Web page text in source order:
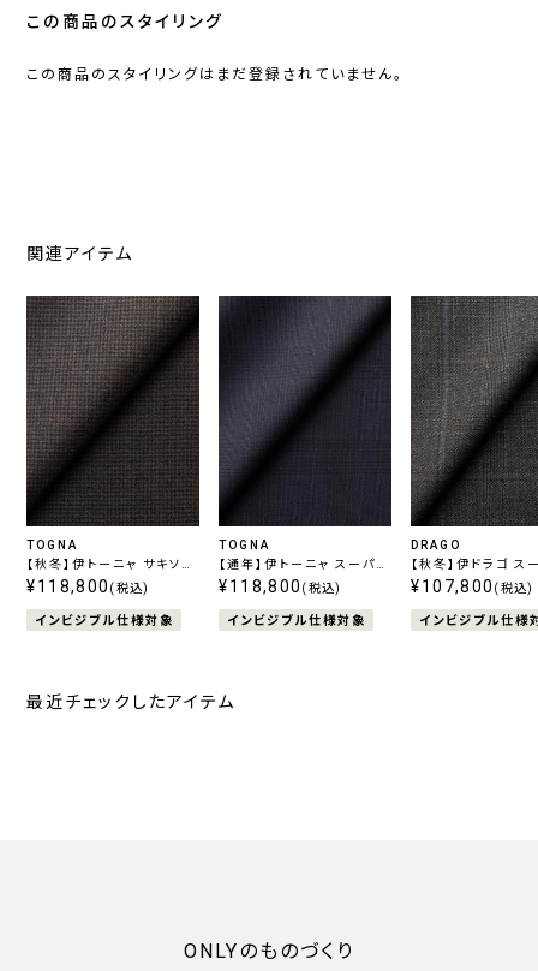
この商品のスタイリング
この商品のスタイリングはまだ登録されていません。
関連アイテム
TOGNA
【秋冬】伊トーニャ サキソニ
ー エストラート ストレッチ
¥118,800 (税込)
インビジブル仕様対象
TOGNA
【通年】伊トーニャ スーパー
120's エストラート ストレ
¥118,800 (税込)
インビジブル仕様対象
DRAGO
【秋冬】伊ドラゴ ス
130's スイング グ
¥107,800 (税込)
インビジブル仕様
最近チェックしたアイテム
ONLYのものづくり